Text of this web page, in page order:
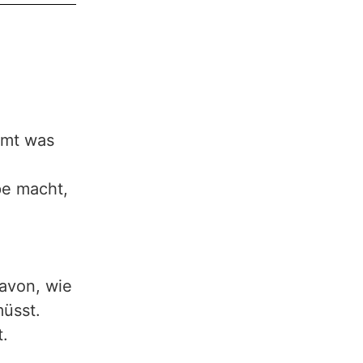
was
macht,
wie